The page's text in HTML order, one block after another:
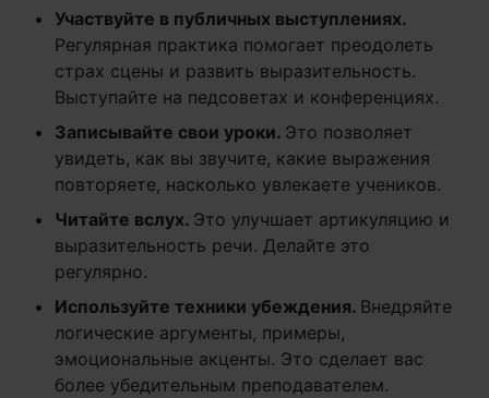
Участвуйте в публичных выступлениях.
Регулярная практика помогает преодолеть
страх сцены и развить выразительность.
Выступайте на педсоветах и конференциях.
Записывайте свои уроки. Это позволяет
увидеть, как вы звучите, какие выражения
повторяете, насколько увлекаете учеников.
Читайте вслух. Это улучшает артикуляцию и
выразительность речи. Делайте это
регулярно.
Используйте техники убеждения. Внедряйте
логические аргументы, примеры,
эмоциональные акценты. Это сделает вас
более убедительным преподавателем.